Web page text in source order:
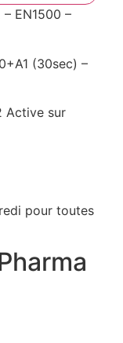
EN1500 –
(30sec) –
Active sur
pour toutes